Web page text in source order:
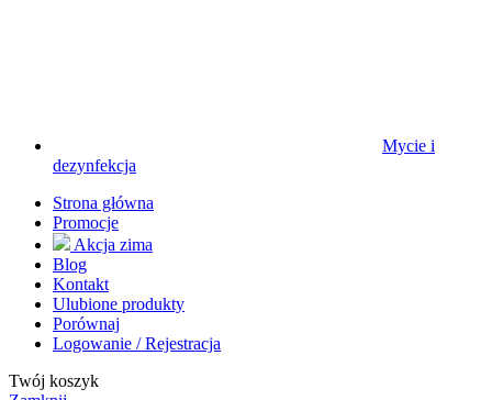
Mycie i
dezynfekcja
Strona główna
Promocje
Akcja zima
Blog
Kontakt
Ulubione produkty
Porównaj
Logowanie / Rejestracja
Twój koszyk